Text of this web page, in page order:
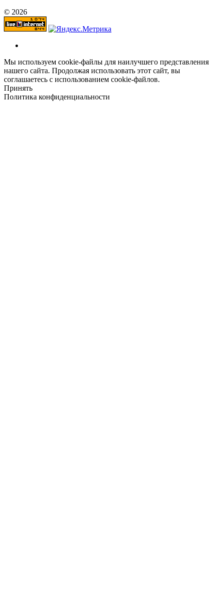
© 2026
Мы используем cookie-файлы для наилучшего представления
нашего сайта. Продолжая использовать этот сайт, вы
соглашаетесь с использованием cookie-файлов.
Принять
Политика конфиденциальности